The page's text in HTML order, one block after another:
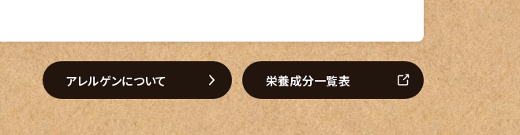
アレルゲンについて 栄養成分一覧表